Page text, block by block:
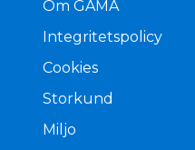
Om GAMA
Integritetspolicy
Cookies
Storkund
Miljo